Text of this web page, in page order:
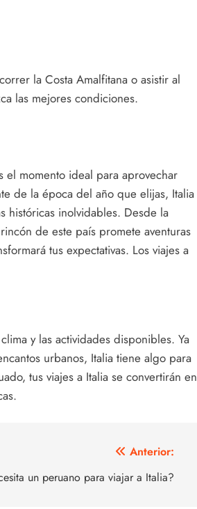
la Costa Amalfitana o asistir al
las mejores condiciones.
el momento ideal para aprovechar
de la época del año que elijas, Italia
históricas inolvidables. Desde la
de este país promete aventuras
tus expectativas. Los viajes a
y las actividades disponibles. Ya
urbanos, Italia tiene algo para
tus viajes a Italia se convertirán en
Anterior:
un peruano para viajar a Italia?